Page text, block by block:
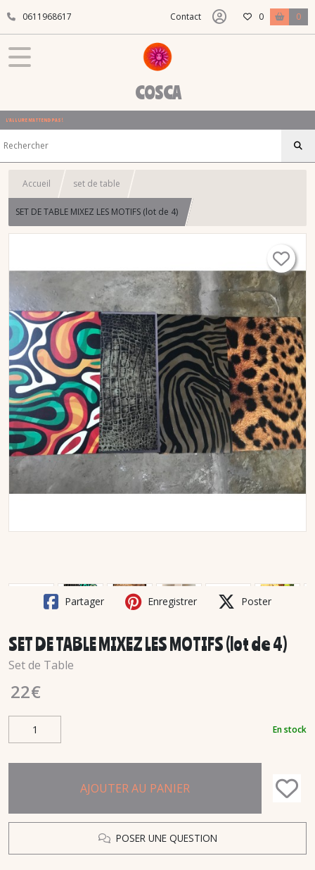
0611968617 Contact 0 0
COSCA
L'ALLURE N'ATTEND PAS !
Accueil set de table
SET DE TABLE MIXEZ LES MOTIFS (lot de 4)
Partager Enregistrer Poster
SET DE TABLE MIXEZ LES MOTIFS (lot de 4)
Set de Table
22€
En stock
AJOUTER AU PANIER
POSER UNE QUESTION